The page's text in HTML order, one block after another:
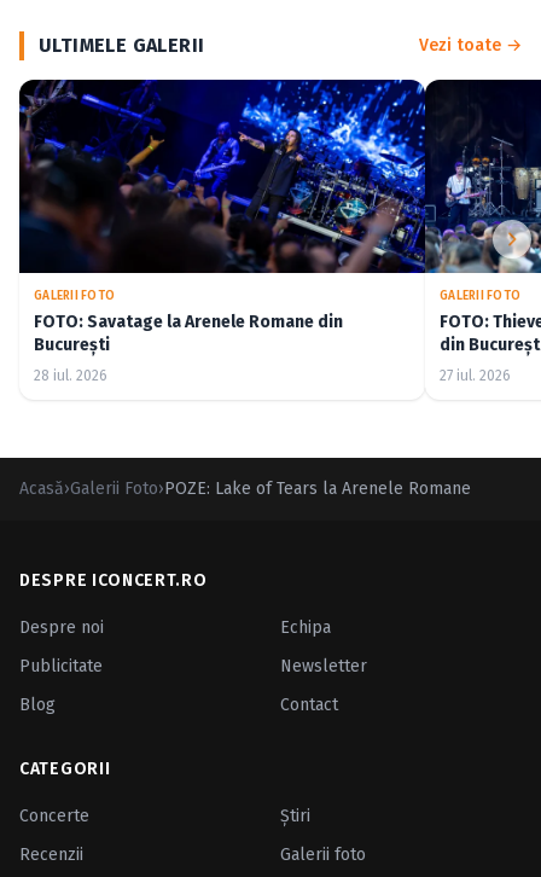
ULTIMELE GALERII Vezi toate →
GALERII FOTO
FOTO: Savatage la Arenele Romane din
București
28 iul. 2026
GALERII FOTO
FOTO:
din
27 iul. 2026
Acasă›Galerii Foto›POZE: Lake of Tears la Arenele Romane
DESPRE ICONCERT.RO
Despre noi
Echipa
Publicitate
Newsletter
Blog
Contact
CATEGORII
Concerte
Ştiri
Recenzii
Galerii foto